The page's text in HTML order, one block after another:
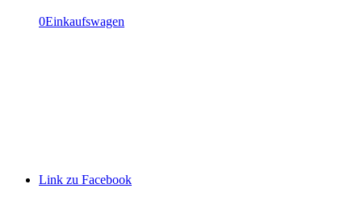
0Einkaufswagen
Link zu Facebook